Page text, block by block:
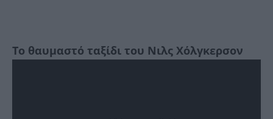
Το θαυμαστό ταξίδι του Νιλς Χόλγκερσον